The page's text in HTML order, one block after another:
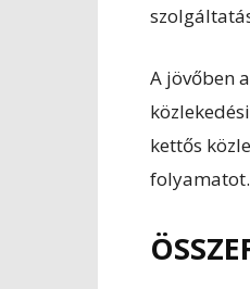
A jövőben
kettős
folyamatot.